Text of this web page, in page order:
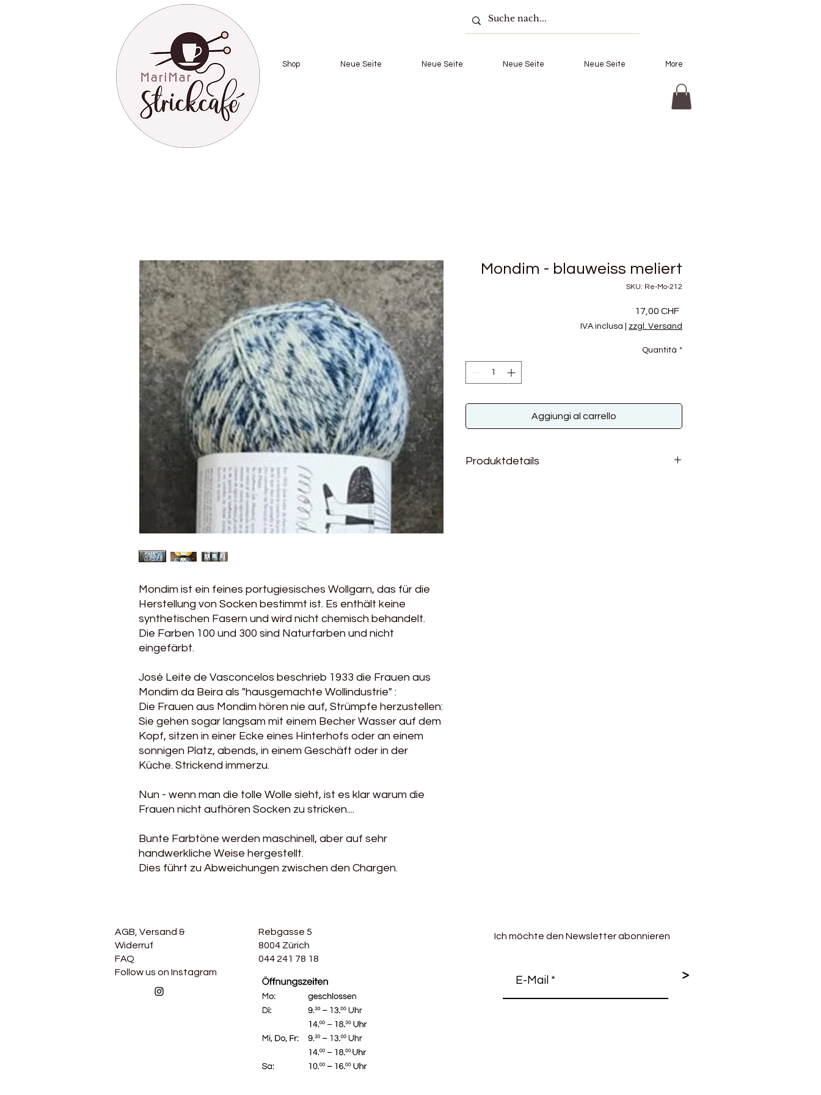
Shop Neue Seite Neue Seite Neue Seite Neue Seite More
Mondim ist ein feines portugiesisches Wollgarn, das für die
Herstellung von Socken bestimmt ist. Es enthält keine
synthetischen Fasern und wird nicht chemisch behandelt.
Die Farben 100 und 300 sind Naturfarben und nicht
eingefärbt.
José Leite de Vasconcelos beschrieb 1933 die Frauen aus
Mondim da Beira als "hausgemachte Wollindustrie" :
Die Frauen aus Mondim hören nie auf, Strümpfe herzustellen:
Sie gehen sogar langsam mit einem Becher Wasser auf dem
Kopf, sitzen in einer Ecke eines Hinterhofs oder an einem
sonnigen Platz, abends, in einem Geschäft oder in der
Küche. Strickend immerzu.
Nun - wenn man die tolle Wolle sieht, ist es klar warum die
Frauen nicht aufhören Socken zu stricken....
Bunte Farbtöne werden maschinell, aber auf sehr
handwerkliche Weise hergestellt.
Dies führt zu Abweichungen zwischen den Chargen.
Mondim - blauweiss meliert
SKU: Re-Mo-212
17,00 CHFPrezzo
IVA inclusa zzgl. Versand
Quantità *
Aggiungi al carrello
Produktdetails
AGB, Versand &
Widerruf
FAQ
Follow us on Instagram
Rebgasse 5
8004 Zürich
044 241 78 18
Ich möchte den Newsletter abonnieren
>